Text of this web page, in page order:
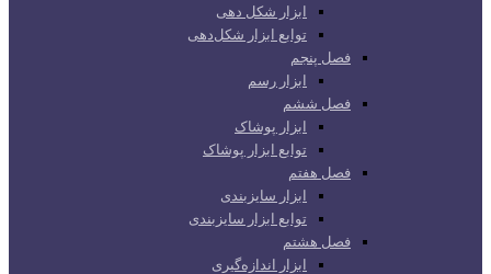
ابزار شکل دهی
توابع ابزار شکل‌دهی
فصل پنجم
ابزار رسم
فصل ششم
ابزار پوشاک
توابع ابزار پوشاک
فصل هفتم
ابزار سایزبندی
توابع ابزار سایزبندی
فصل هشتم
ابزار اندازه‌گیری